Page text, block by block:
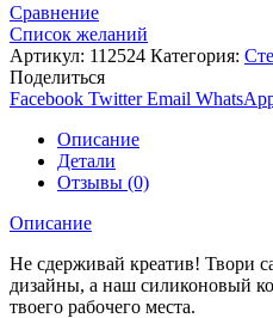
Сравнение
Список желаний
Артикул: 112524 Категория:
Поделиться
Facebook Twitter Email
Описание
Детали
Отзывы (0)
Описание
Не сдерживай креатив! Твори
дизайны, а наш силиконовый
твоего рабочего места.